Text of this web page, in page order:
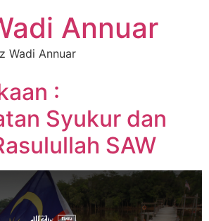
Annuar
Wadi Annuar
:
Syukur dan
SAW